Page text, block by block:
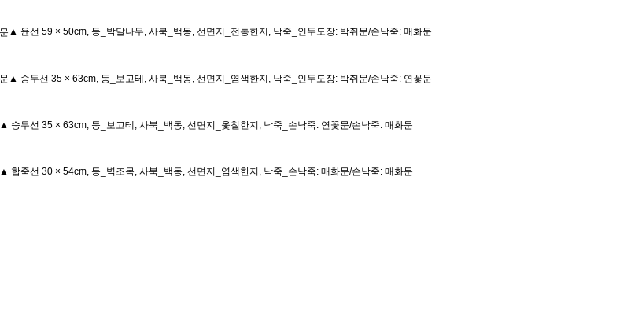
▲ 윤선 59 × 50cm, 등_박달나무, 사북_백동, 선면지_전통한지, 낙죽_인두도장: 박쥐문/손낙죽: 매화문
▲ 승두선 35 × 63cm, 등_보고테, 사북_백동, 선면지_염색한지, 낙죽_인두도장: 박쥐문/손낙죽: 연꽃문
▲ 승두선 35 × 63cm, 등_보고테, 사북_백동, 선면지_옻칠한지, 낙죽_손낙죽: 연꽃문/손낙죽: 매화문
▲ 합죽선 30 × 54cm, 등_벽조목, 사북_백동, 선면지_염색한지, 낙죽_손낙죽: 매화문/손낙죽: 매화문